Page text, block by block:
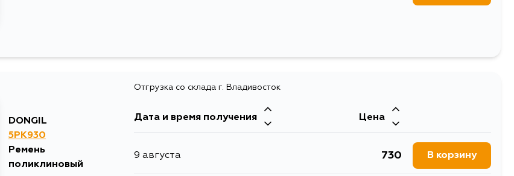
DONGIL
5PK930
Ремень
поликлиновый
Отгрузка со склада г. Владивосток
Дата и время получения Цена
9 августа 730 В корзину